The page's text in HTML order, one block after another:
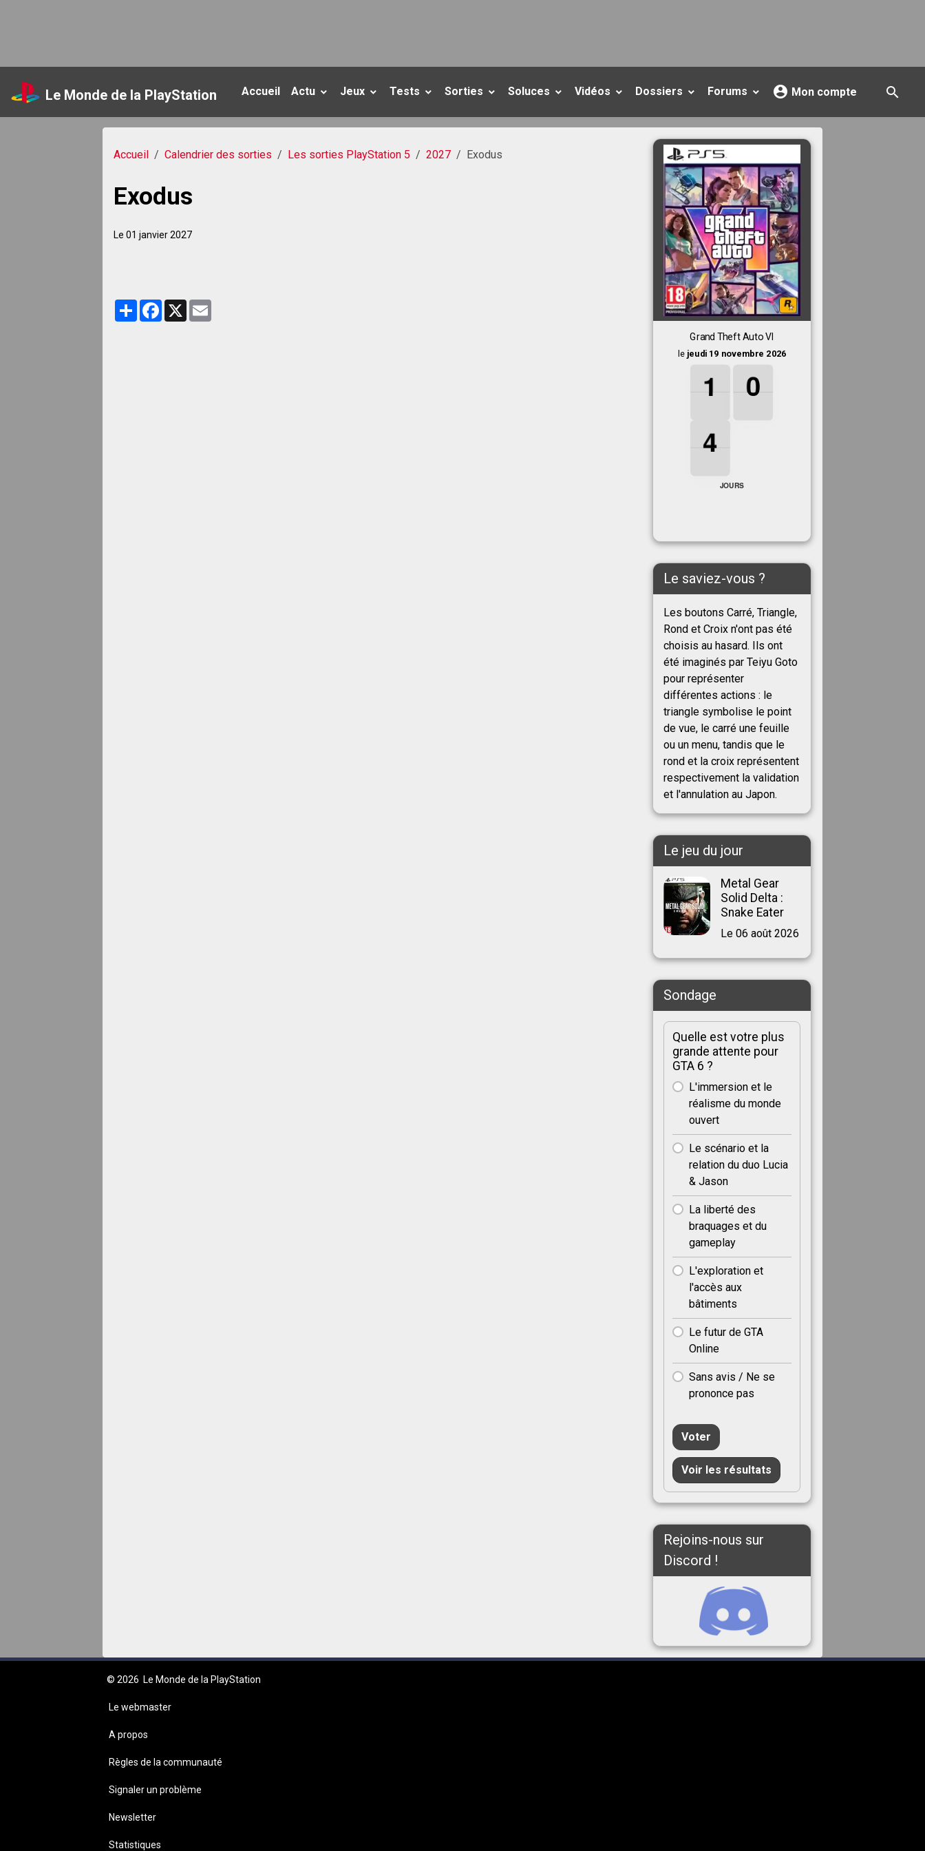
Le Monde de la PlayStation Accueil Actu Jeux Tests Sorties Soluces Vidéos Dossiers Forums Mon compte
Accueil Calendrier des sorties Les sorties PlayStation 5 2027 Exodus
Exodus
Le 01 janvier 2027
PartagerFacebook
X
Grand Theft Auto VI
le jeudi 19 novembre 2026
1
1
1
1 0
0
0
0
4
4
4
4
JOURS
Le saviez-vous ?
Les boutons Carré, Triangle,
Rond et Croix n'ont pas été
choisis au hasard. Ils ont
été imaginés par Teiyu Goto
pour représenter
différentes actions : le
triangle symbolise le point
de vue, le carré une feuille
ou un menu, tandis que le
rond et la croix représentent
respectivement la validation
et l'annulation au Japon.
Le jeu du jour
Metal Gear
Solid Delta :
Snake Eater
Le 06 août 2026
Sondage
Quelle est votre plus
grande attente pour
GTA 6 ?
L'immersion et le
réalisme du monde
ouvert
Le scénario et la
relation du duo Lucia
& Jason
La liberté des
braquages et du
gameplay
L'exploration et
l'accès aux
bâtiments
Le futur de GTA
Online
Sans avis / Ne se
prononce pas
Voter
Voir les résultats
Rejoins-nous sur
Discord !
© 2026 Le Monde de la PlayStation
Le webmaster
A propos
Règles de la communauté
Signaler un problème
Newsletter
Statistiques